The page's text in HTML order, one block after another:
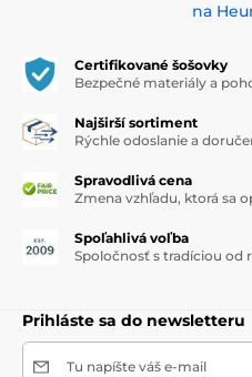
na
Certifikované šošovky
Bezpečné materiály a
Najširší sortiment
Rýchle odoslanie a
Spravodlivá cena
Zmena vzhľadu, ktorá sa
Spoľahlivá voľba
Spoločnosť s tradíciou od
Prihláste sa do newsletteru
Tu napíšte váš e-mail